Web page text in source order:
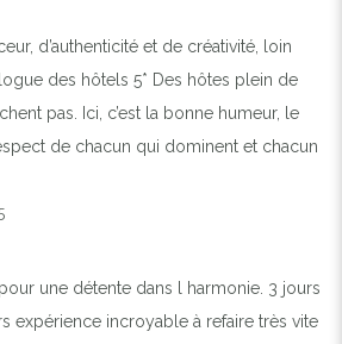
d’authenticité et de créativité, loin
des hôtels 5* Des hôtes plein de
pas. Ici, c’est la bonne humeur, le
de chacun qui dominent et chacun
une détente dans l harmonie. 3 jours
expérience incroyable à refaire très vite